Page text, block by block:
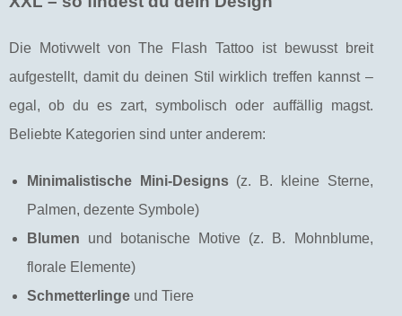
Die Motivwelt von The Flash Tattoo ist bewusst breit
aufgestellt, damit du deinen Stil wirklich treffen kannst –
egal, ob du es zart, symbolisch oder auffällig magst.
Beliebte Kategorien sind unter anderem:
Minimalistische Mini-Designs(z. B. kleine Sterne,
Palmen, dezente Symbole)
Blumen und botanische Motive (z. B. Mohnblume,
florale Elemente)
Schmetterlinge und Tiere